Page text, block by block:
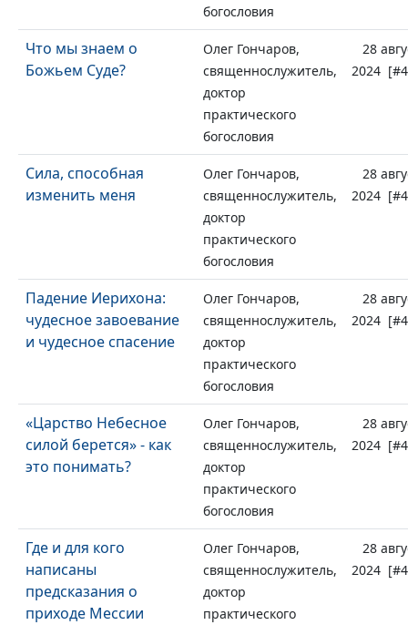
богословия
Что мы знаем о
Божьем Суде?
Олег Гончаров,
священнослужитель,
доктор
практического
богословия
28
2024
Сила, способная
изменить меня
Олег Гончаров,
священнослужитель,
доктор
практического
богословия
28
2024
Падение Иерихона:
чудесное завоевание
и чудесное спасение
Олег Гончаров,
священнослужитель,
доктор
практического
богословия
28
2024
«Царство Небесное
силой берется» - как
это понимать?
Олег Гончаров,
священнослужитель,
доктор
практического
богословия
28
2024
Где и для кого
написаны
предсказания о
приходе Мессии
Олег Гончаров,
священнослужитель,
доктор
практического
28
2024